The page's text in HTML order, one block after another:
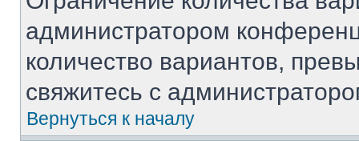
администратором
количество вариантов,
свяжитесь с
Вернуться к началу